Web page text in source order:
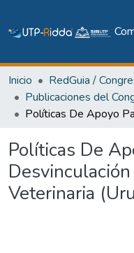
Inicio
Políticas De
Veterinaria